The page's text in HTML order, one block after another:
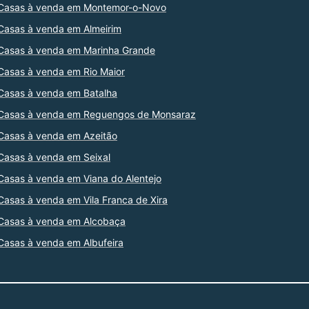
à venda em Montemor-o-Novo
à venda em Almeirim
à venda em Marinha Grande
à venda em Rio Maior
à venda em Batalha
à venda em Reguengos de Monsaraz
à venda em Azeitão
à venda em Seixal
à venda em Viana do Alentejo
à venda em Vila Franca de Xira
à venda em Alcobaça
à venda em Albufeira